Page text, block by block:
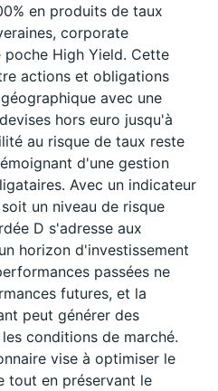
en produits de taux
corporate
poche High Yield. Cette
actions et obligations
avec une
hors euro jusqu'à
au risque de taux reste
d'une gestion
Avec un indicateur
un niveau de risque
D s'adresse aux
horizon d'investissement
passées ne
futures, et la
peut générer des
conditions de marché.
vise à optimiser le
tout en préservant le